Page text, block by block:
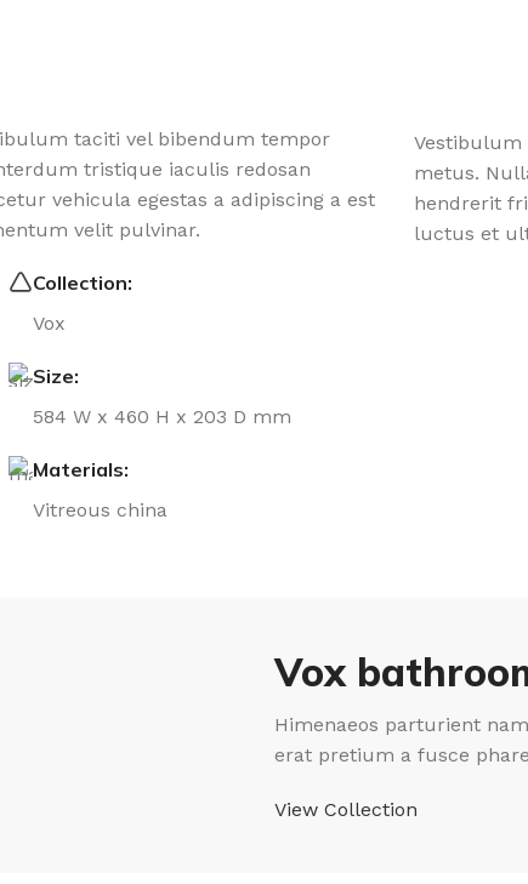
taciti vel bibendum tempor
tristique iaculis redosan
vehicula egestas a adipiscing a est
velit pulvinar.
Collection:
Vox
Size:
584 W x 460 H x 203 D mm
Materials:
Vitreous china
Vestibulum
metus.
hendrerit
luctus et
Vox
Himenaeos parturient
erat pretium a fusce
View Collection